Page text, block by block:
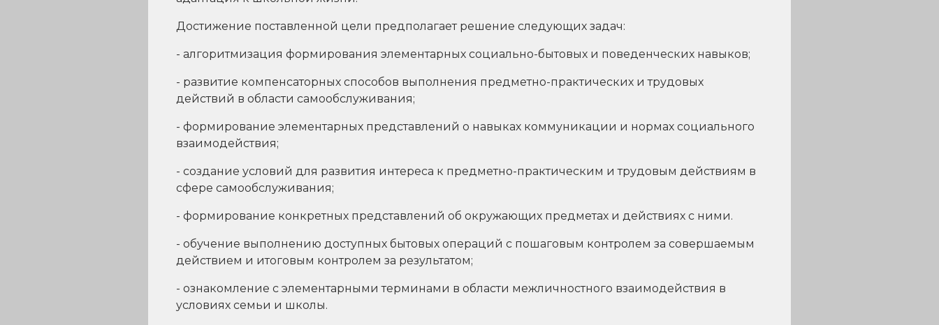
Достижение поставленной цели предполагает решение следующих задач:
- алгоритмизация формирования элементарных социально-бытовых и поведенческих навыков;
- развитие компенсаторных способов выполнения предметно-практических и трудовых
действий в области самообслуживания;
- формирование элементарных представлений о навыках коммуникации и нормах социального
взаимодействия;
- создание условий для развития интереса к предметно-практическим и трудовым действиям в
сфере самообслуживания;
- формирование конкретных представлений об окружающих предметах и действиях с ними.
- обучение выполнению доступных бытовых операций с пошаговым контролем за совершаемым
действием и итоговым контролем за результатом;
- ознакомление с элементарными терминами в области межличностного взаимодействия в
условиях семьи и школы.